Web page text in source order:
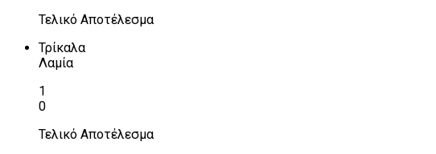
Τελικό Αποτέλεσμα
Τρίκαλα
Λαμία
1
0
Τελικό Αποτέλεσμα